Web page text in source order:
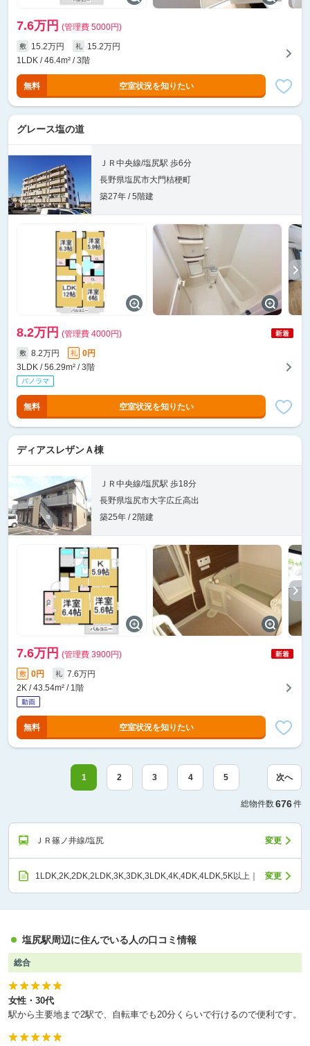
7.6万円 (管理費 5000円)
敷 15.2万円 礼
15.2万円
1LDK / 46.4m² / 3階
無料 空室状況を知りたい
グレース塩の道
ＪＲ中央線/塩尻駅 歩6分
長野県塩尻市大門桔梗町
築27年 / 5階建
8.2万円 (管理費 4000円)
敷 8.2万円 礼
0円
3LDK / 56.29m² / 3階
無料 空室状況を知りたい
ディアスレザンＡ棟
ＪＲ中央線/塩尻駅 歩18分
長野県塩尻市大字広丘高出
築25年 / 2階建
7.6万円 (管理費 3900円)
敷 0円 礼
7.6万円
2K / 43.54m² / 1階
無料 空室状況を知りたい
1 2 3 4 5 次へ
総物件数676件
ＪＲ篠ノ井線/塩尻 変更
1LDK,2K,2DK,2LDK,3K,3DK,3LDK,4K,4DK,4LDK,5K以上｜ 変更
塩尻駅周辺に住んでいる人の口コミ情報
総合
女性・30代
駅から主要地まで2駅で、自転車でも20分くらいで行けるので便利です。